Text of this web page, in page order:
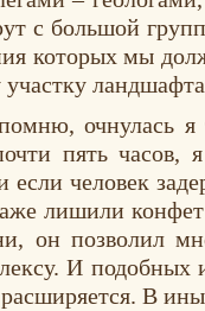
большой
которых мы
участку
очнулась
пять часов,
если человек
лишили
он позволил
И подобных
В